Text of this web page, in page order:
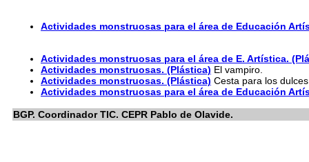
Actividades monstruosas para el área de Educación
Actividades monstruosas para el área de E. Artística.
Actividades monstruosas. (Plástica) El vampiro.
Actividades monstruosas. (Plástica) Cesta para los
Actividades monstruosas para el área de Educación
BGP. Coordinador TIC. CEPR Pablo de Olavide.